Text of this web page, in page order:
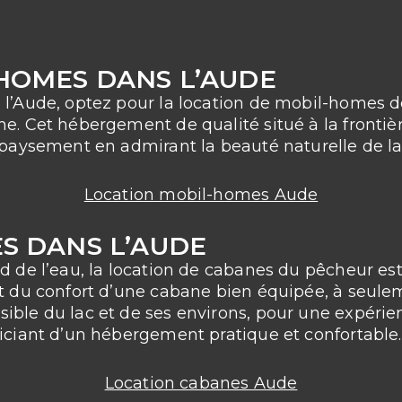
DANS L’AUDE
optez pour la location de mobil-homes
Cet hébergement de qualité situé à la
en admirant la beauté naturelle de
Location mobil-homes Aude
DANS L’AUDE
de l’eau, la location de cabanes du pêcheur
confort d’une cabane bien équipée, à
du lac et de ses environs, pour une
d’un hébergement pratique et confortable.
Location cabanes Aude